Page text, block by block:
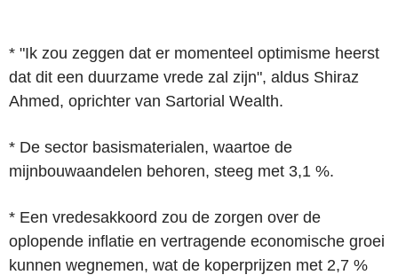
* "Ik zou zeggen dat er momenteel optimisme heerst
dat dit een duurzame vrede zal zijn", aldus Shiraz
Ahmed, oprichter van Sartorial Wealth.
* De sector basismaterialen, waartoe de
mijnbouwaandelen behoren, steeg met 3,1 %.
* Een vredesakkoord zou de zorgen over de
oplopende inflatie en vertragende economische groei
kunnen wegnemen, wat de koperprijzen met 2,7 %